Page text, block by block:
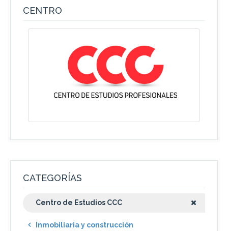
CENTRO
CATEGORÍAS
Centro de Estudios CCC
Inmobiliaria y construcción